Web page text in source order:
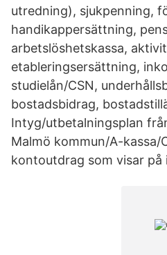
utredning), sjukpenning,
handikappersättning,
arbetslöshetskassa,
etableringsersättning,
studielån/CSN,
bostadsbidrag,
Intyg/utbetalningsplan
Malmö kommun/A-kassa/
kontoutdrag som visar